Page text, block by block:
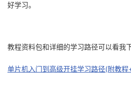
好学习。
教程资料包和详细的学习路径可以看我
单片机入门到高级开挂学习路径(附教程